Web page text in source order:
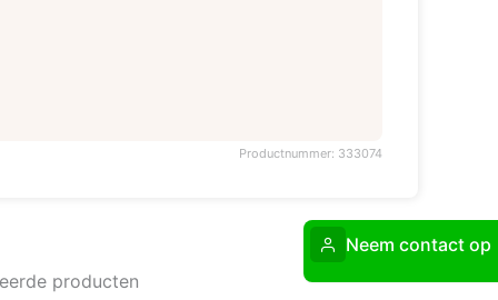
Productnummer: 333074
producten
Neem contact op